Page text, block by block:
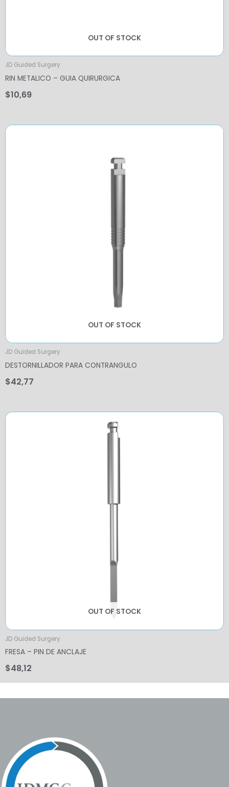
OUT OF STOCK
JD Guided Surgery
RIN METALICO – GUIA QUIRURGICA
$10,69
OUT OF STOCK
JD Guided Surgery
DESTORNILLADOR PARA CONTRANGULO
$42,77
OUT OF STOCK
JD Guided Surgery
FRESA – PIN DE ANCLAJE
$48,12